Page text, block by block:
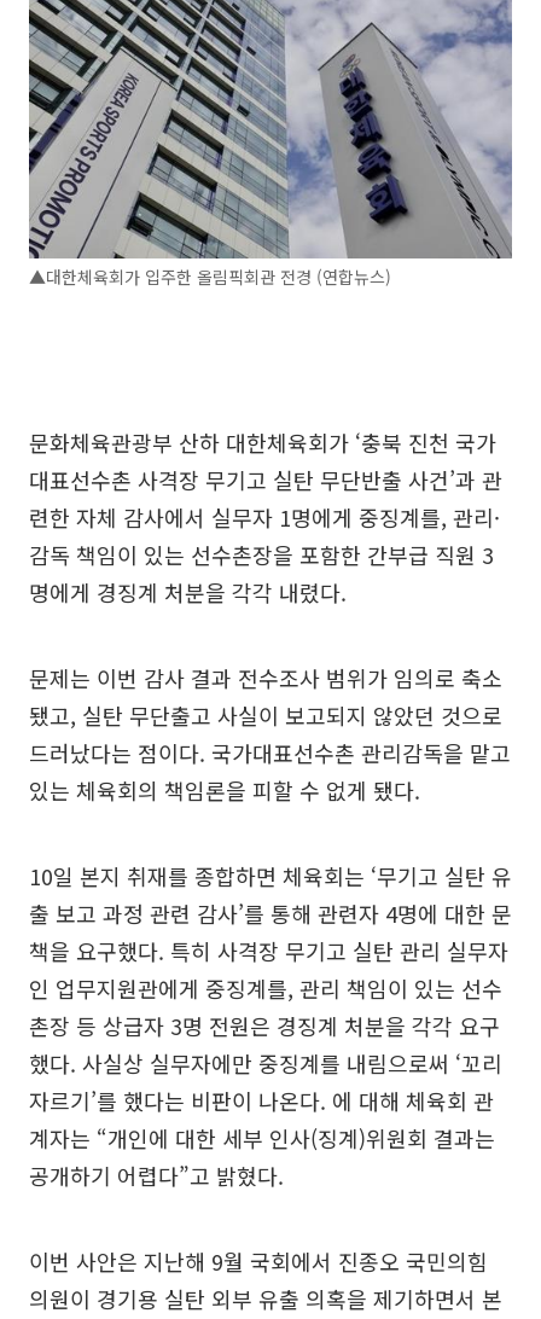
▲대한체육회가 입주한 올림픽회관 전경 (연합뉴스)
문화체육관광부 산하 대한체육회가 ‘충북 진천 국가
대표선수촌 사격장 무기고 실탄 무단반출 사건’과 관
련한 자체 감사에서 실무자 1명에게 중징계를, 관리·
감독 책임이 있는 선수촌장을 포함한 간부급 직원 3
명에게 경징계 처분을 각각 내렸다.
문제는 이번 감사 결과 전수조사 범위가 임의로 축소
됐고, 실탄 무단출고 사실이 보고되지 않았던 것으로
드러났다는 점이다. 국가대표선수촌 관리감독을 맡고
있는 체육회의 책임론을 피할 수 없게 됐다.
10일 본지 취재를 종합하면 체육회는 ‘무기고 실탄 유
출 보고 과정 관련 감사’를 통해 관련자 4명에 대한 문
책을 요구했다. 특히 사격장 무기고 실탄 관리 실무자
인 업무지원관에게 중징계를, 관리 책임이 있는 선수
촌장 등 상급자 3명 전원은 경징계 처분을 각각 요구
했다. 사실상 실무자에만 중징계를 내림으로써 ‘꼬리
자르기’를 했다는 비판이 나온다. 에 대해 체육회 관
계자는 “개인에 대한 세부 인사(징계)위원회 결과는
공개하기 어렵다”고 밝혔다.
이번 사안은 지난해 9월 국회에서 진종오 국민의힘
의원이 경기용 실탄 외부 유출 의혹을 제기하면서 본